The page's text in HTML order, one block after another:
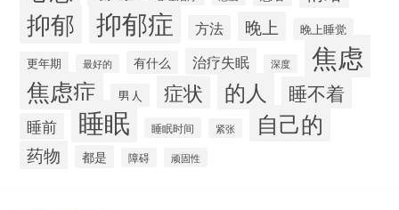
抑郁 抑郁症 方法 晚上
晚上睡觉
更年期
最好的 有什么 治疗失眠 深度 焦虑
焦虑症 男人 症状 的人 睡不着
睡前 睡眠 睡眠时间 紧张 自己的
药物 都是 障碍 顽固性